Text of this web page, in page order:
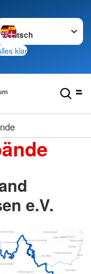
wechseln zu
klar
e.V.